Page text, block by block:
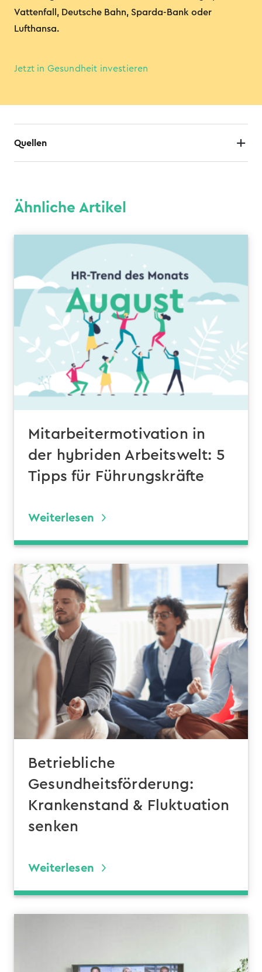
Vattenfall, Deutsche Bahn, Sparda-Bank oder
Lufthansa.
Jetzt in Gesundheit investieren
Quellen
Ähnliche Artikel
Mitarbeitermotivation in
der hybriden Arbeitswelt: 5
Tipps für Führungskräfte
Weiterlesen
Betriebliche
Gesundheitsförderung:
Krankenstand & Fluktuation
senken
Weiterlesen